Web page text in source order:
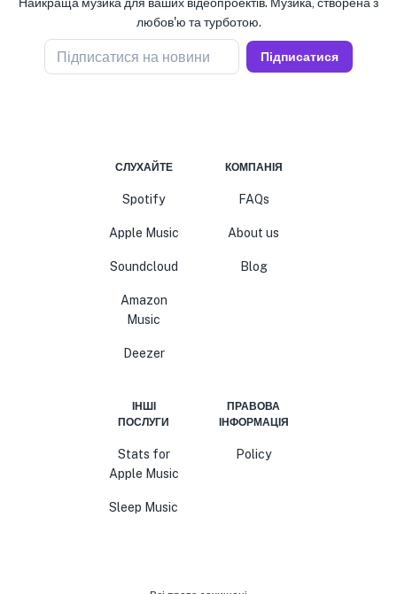
любов'ю та турботою.
Підписатися на новини Підписатися
СЛУХАЙТЕ
Spotify
Apple Music
Soundcloud
Amazon
Music
Deezer
КОМПАНІЯ
FAQs
About us
Blog
ІНШІ
ПОСЛУГИ
Stats for
Apple Music
Sleep Music
ПРАВОВА
ІНФОРМАЦІЯ
Policy